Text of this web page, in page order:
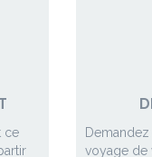
ce
voyage de